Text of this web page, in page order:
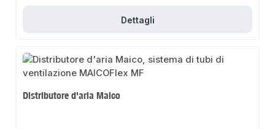
Dettagli
Distributore d'aria Maico